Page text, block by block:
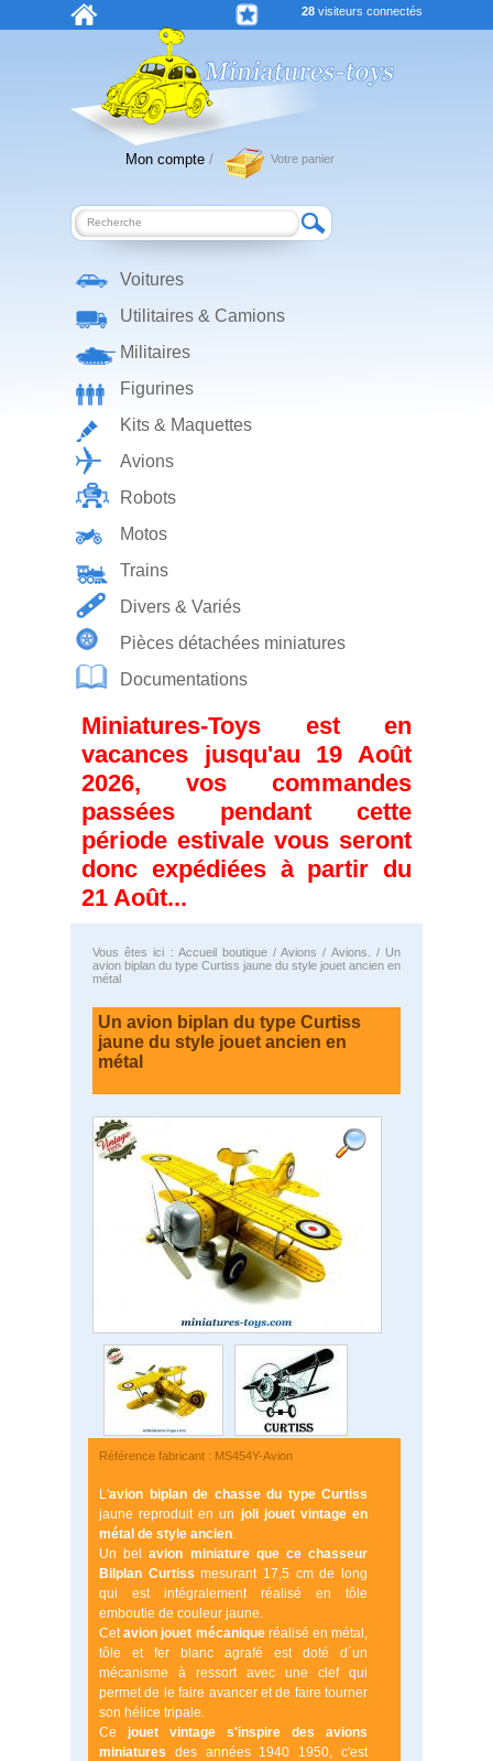
28 visiteurs connectés
Mon compte / Votre panier
Voitures
Utilitaires & Camions
Militaires
Figurines
Kits & Maquettes
Avions
Robots
Motos
Trains
Divers & Variés
Pièces détachées miniatures
Documentations
Miniatures-Toys est en
vacances jusqu'au 19 Août
2026, vos commandes
passées pendant cette
période estivale vous seront
donc expédiées à partir du
21 Août...
Vous êtes ici : Accueil boutique/Avions / Avions.
/ Un
avion biplan du type Curtiss jaune du style jouet ancien en
métal
Un avion biplan du type Curtiss
jaune du style jouet ancien en
métal
Référence fabricant : MS454Y-Avion
L'avion biplan de chasse du type Curtiss
jaune reproduit en un joli jouet vintage en
métal de style ancien.
Un belavion miniature que ce chasseur
Bilplan Curtiss mesurant 17,5 cm de long
qui est intégralement réalisé en tôle
emboutie de couleur jaune.
Cetavion jouet mécaniqueréalisé en métal,
tôle et fer blanc agrafé est doté d´un
mécanisme à ressort avec une clef qui
permet de le faire avancer et de faire tourner
son hélice tripale.
Ce jouet vintage s'inspire des avions
miniatures des années 1940 1950, c'est